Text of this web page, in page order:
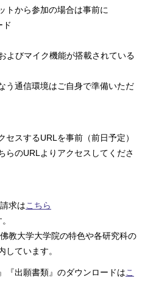
トから参加の場合は事前に
ド
よびマイク機能が搭載されている
う通信環境はご自身で準備いただ
スするURLを事前（前日予定）
らのURLよりアクセスしてくださ
求はこちら
教大学大学院の特色や各研究科の
しています。
『出願書類』のダウンロードはこ